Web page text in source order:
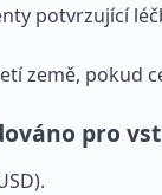
potvrzující
země, pokud
pro